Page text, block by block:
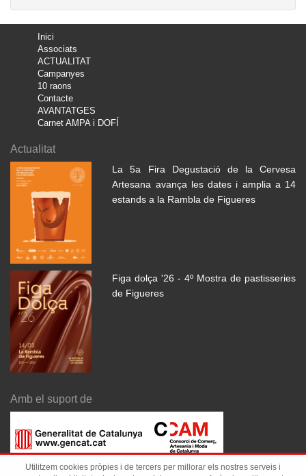
Inici
Associats
ACTUALITAT
Campanyes
10 raons
Contacte
AVANTATGES
Carnet AMPA i DOFÍ
Actualitat
La 5a Fira Degustació de la Cervesa
Artesana avança les dates i amplia a 14
estands a la Rambla de Figueres
Figa dolça '26 - 4º Mostra de pastisseries
de Figueres
Amb el suport de
Utilitzem cookies pròpies i de tercers per millorar els nostres serveis i